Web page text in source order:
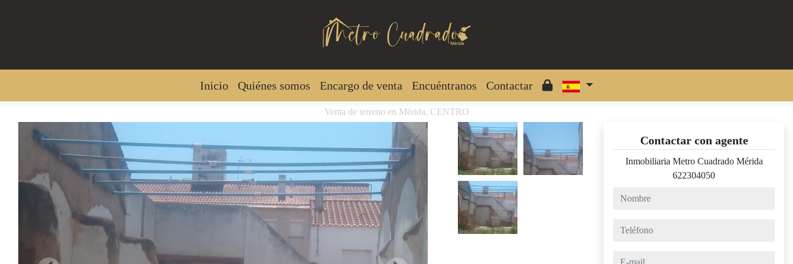
Inicio Quiénes somos Encargo de venta Encuéntranos Contactar
Venta de terreno en Mérida, CENTRO
Contactar con agente
Inmobiliaria Metro Cuadrado Mérida
622304050
nombre
teléfono
e-mail